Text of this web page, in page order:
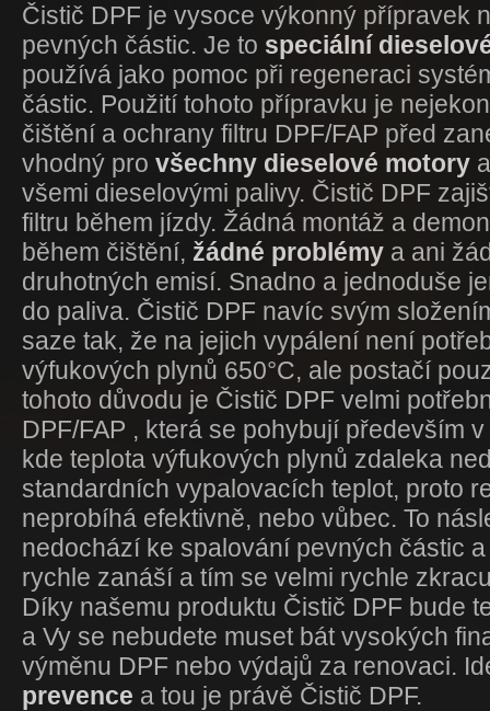
Čistič DPF je vysoce výkonný přípravek
pevných částic. Je to speciální
používá jako pomoc při regeneraci
částic. Použití tohoto přípravku je
čištění a ochrany filtru DPF/FAP před
vhodný pro všechny dieselové motory
všemi dieselovými palivy. Čistič DPF
filtru během jízdy. Žádná montáž a
během čištění, žádné problémy a ani
druhotných emisí. Snadno a jednoduše
do paliva. Čistič DPF navíc svým
saze tak, že na jejich vypálení není
výfukových plynů 650°C, ale postačí
tohoto důvodu je Čistič DPF velmi
DPF/FAP , která se pohybují především
kde teplota výfukových plynů zdaleka
standardních vypalovacích teplot, proto
neprobíhá efektivně, nebo vůbec. To
nedochází ke spalování pevných částic
rychle zanáší a tím se velmi rychle
Díky našemu produktu Čistič DPF bude
a Vy se nebudete muset bát vysokých
výměnu DPF nebo výdajů za renovaci.
prevence a tou je právě Čistič DPF.